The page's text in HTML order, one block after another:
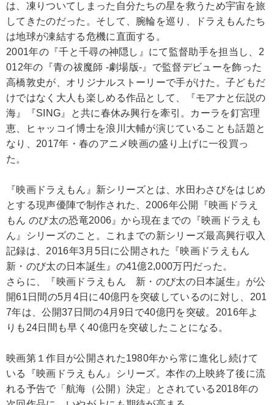
は、凍りついてしまった自分たちの星を救うため宇宙を旅
してきたのだった。そして、腕輪を巡り、ドラえもんたち
は地球が凍結する危機に直面する。
2001年の『千と千尋の神隠し』にて監督助手を担当し、2
012年の『青の祓魔師 -劇場版-』で監督デビューを飾った
高橋敦史が、オリジナルストーリーで手がけた。子どもだ
けではなく大人も楽しめる作品として、『モアナと伝説の
海』『SING』と共に春休み興行を牽引。カーラを釘宮理
恵、ヒャッコイ博士を浪川大輔が演じていることも話題と
なり、2017年・春のアニメ映画の盛り上げに一役買っ
た。
『映画ドラえもん』新シリーズとは、水田わさびをはじめ
とする現声優陣で制作された、2006年公開『映画ドラえ
もん のび太の恐竜2006』から現在までの『映画ドラえも
ん』シリーズのこと。これまでの新シリーズ最高興行収入
記録は、2016年3月5日に公開された『映画ドラえもん
新・のび太の日本誕生』の41億2,000万円だった。
さらに、『映画ドラえもん 新・のび太の日本誕生』が公
開61日間の5月4日に40億円を突破しているのに対し、201
7年は、公開37日間の4月9日で40億円を突破。2016年よ
りも24日間も早く40億円を突破したことになる。
映画第１作目が公開された1980年から常に進化し続けて
いる『映画ドラえもん』シリーズ。本作の上映終了後に流
れる予告で「航海（公開）決定」とされている2018年の